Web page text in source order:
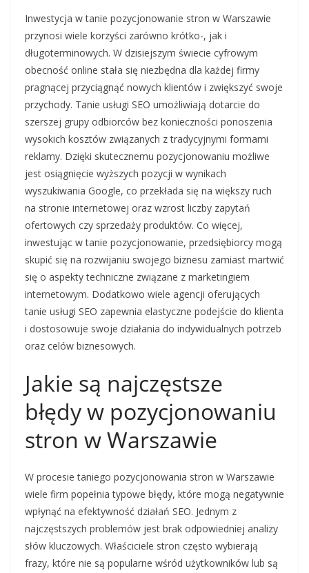
Inwestycja w tanie pozycjonowanie stron w Warszawie
przynosi wiele korzyści zarówno krótko-, jak i
długoterminowych. W dzisiejszym świecie cyfrowym
obecność online stała się niezbędna dla każdej firmy
pragnącej przyciągnąć nowych klientów i zwiększyć swoje
przychody. Tanie usługi SEO umożliwiają dotarcie do
szerszej grupy odbiorców bez konieczności ponoszenia
wysokich kosztów związanych z tradycyjnymi formami
reklamy. Dzięki skutecznemu pozycjonowaniu możliwe
jest osiągnięcie wyższych pozycji w wynikach
wyszukiwania Google, co przekłada się na większy ruch
na stronie internetowej oraz wzrost liczby zapytań
ofertowych czy sprzedaży produktów. Co więcej,
inwestując w tanie pozycjonowanie, przedsiębiorcy mogą
skupić się na rozwijaniu swojego biznesu zamiast martwić
się o aspekty techniczne związane z marketingiem
internetowym. Dodatkowo wiele agencji oferujących
tanie usługi SEO zapewnia elastyczne podejście do klienta
i dostosowuje swoje działania do indywidualnych potrzeb
oraz celów biznesowych.
Jakie są najczęstsze
błędy w pozycjonowaniu
stron w Warszawie
W procesie taniego pozycjonowania stron w Warszawie
wiele firm popełnia typowe błędy, które mogą negatywnie
wpłynąć na efektywność działań SEO. Jednym z
najczęstszych problemów jest brak odpowiedniej analizy
słów kluczowych. Właściciele stron często wybierają
frazy, które nie są popularne wśród użytkowników lub są